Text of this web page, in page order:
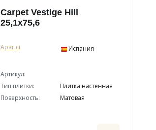
Carpet Vestige Hill
25,1x75,6
Aparici Испания
Артикул:
Тип плитки:
Плитка настенная
Поверхность:
Матовая